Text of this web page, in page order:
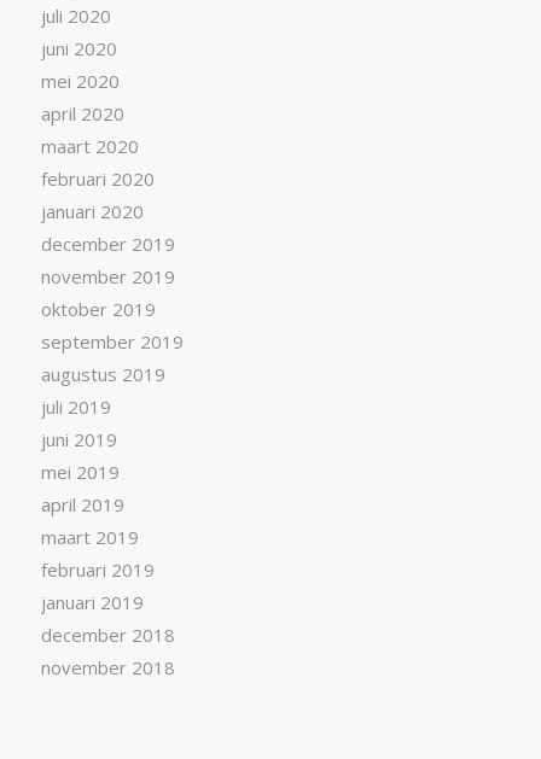
juli 2020
juni 2020
mei 2020
april 2020
maart 2020
februari 2020
januari 2020
december 2019
november 2019
oktober 2019
september 2019
augustus 2019
juli 2019
juni 2019
mei 2019
april 2019
maart 2019
februari 2019
januari 2019
december 2018
november 2018